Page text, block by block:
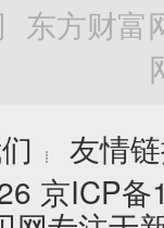
东方财富
┊
友情
京ICP